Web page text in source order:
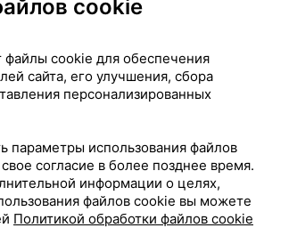
cookie
файлы cookie для обеспечения
сайта, его улучшения, сбора
персонализированных
параметры использования файлов
согласие в более позднее время.
информации о целях,
файлов cookie вы можете
Политикой обработки файлов cookie